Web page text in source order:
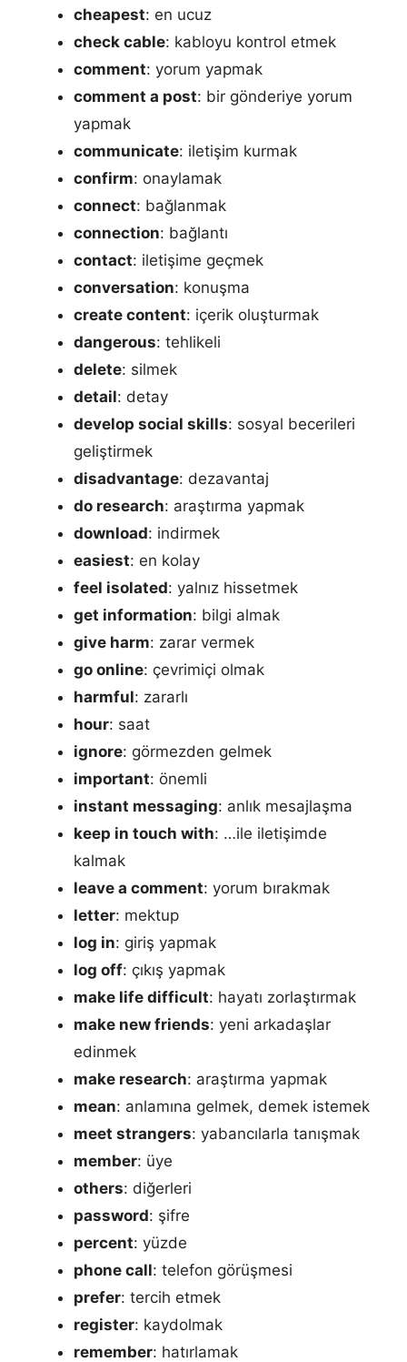
cheapest: en ucuz
check cable: kabloyu kontrol etmek
comment: yorum yapmak
comment a post: bir gönderiye yorum
yapmak
communicate: iletişim kurmak
confirm: onaylamak
connect: bağlanmak
connection: bağlantı
contact: iletişime geçmek
conversation: konuşma
create content: içerik oluşturmak
dangerous: tehlikeli
delete: silmek
detail: detay
develop social skills: sosyal becerileri
geliştirmek
disadvantage: dezavantaj
do research: araştırma yapmak
download: indirmek
easiest: en kolay
feel isolated: yalnız hissetmek
get information: bilgi almak
give harm: zarar vermek
go online: çevrimiçi olmak
harmful: zararlı
hour: saat
ignore: görmezden gelmek
important: önemli
instant messaging: anlık mesajlaşma
keep in touch with: …ile iletişimde
kalmak
leave a comment: yorum bırakmak
letter: mektup
log in: giriş yapmak
log off: çıkış yapmak
make life difficult: hayatı zorlaştırmak
make new friends: yeni arkadaşlar
edinmek
make research: araştırma yapmak
mean: anlamına gelmek, demek istemek
meet strangers: yabancılarla tanışmak
member: üye
others: diğerleri
password: şifre
percent: yüzde
phone call: telefon görüşmesi
prefer: tercih etmek
register: kaydolmak
remember: hatırlamak